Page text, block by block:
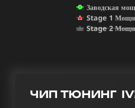
Заводская
Stage 1
Stage 2
ЧИП ТЮНИНГ